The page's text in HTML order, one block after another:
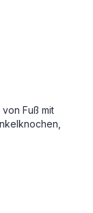
Fuß mit